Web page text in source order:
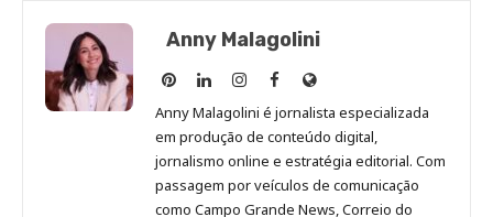
Anny Malagolini
Anny
Malagolini
no
Pinterest
Anny
Malagolini
no
LinkedIn
Anny
Malagolini
no
Instagram
Anny
Malagolini
no
Facebook
Site
de
Anny
Malagolini
Anny Malagolini é jornalista especializada
em produção de conteúdo digital,
jornalismo online e estratégia editorial. Com
passagem por veículos de comunicação
como Campo Grande News, Correio do